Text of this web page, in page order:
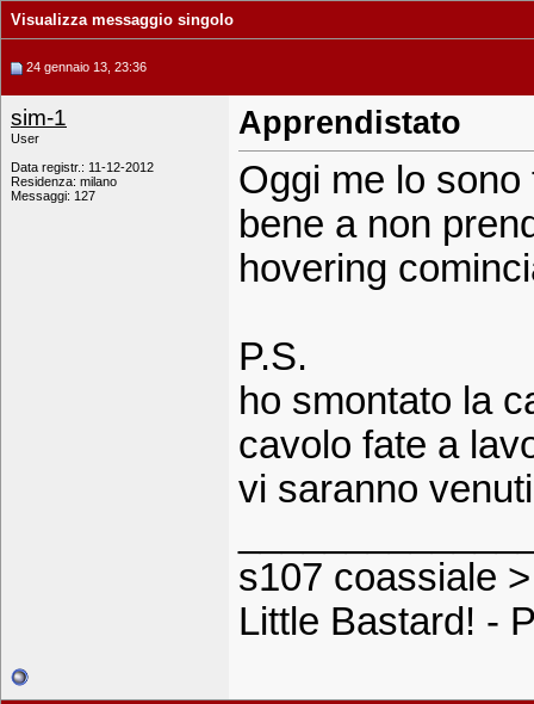
Visualizza messaggio singolo
24 gennaio 13, 23:36
sim-1
User
Data registr.: 11-12-2012
Residenza: milano
Messaggi: 127
Apprendistato
Oggi me lo
bene a non
hovering
P.S.
ho smontato la
cavolo fate a
vi saranno
s107 coassiale
Little Bastard! -